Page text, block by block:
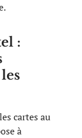
:
cartes au
à